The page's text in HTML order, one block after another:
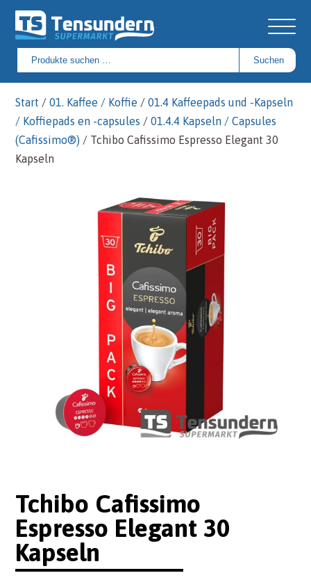
Suchen
nach:
Suchen
Start /01. Kaffee / Koffie /01.4 Kaffeepads und -Kapseln
/ Koffiepads en -capsules /01.4.4 Kapseln / Capsules
(Cafissimo®) / Tchibo Cafissimo Espresso Elegant 30
Kapseln
Tchibo Cafissimo
Espresso Elegant 30
Kapseln